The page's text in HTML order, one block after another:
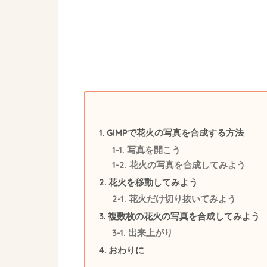
GIMPで花火の写真を合成する方法
写真を開こう
花火の写真を合成してみよう
花火を移動してみよう
花火だけ切り抜いてみよう
複数枚の花火の写真を合成してみよう
出来上がり
おわりに